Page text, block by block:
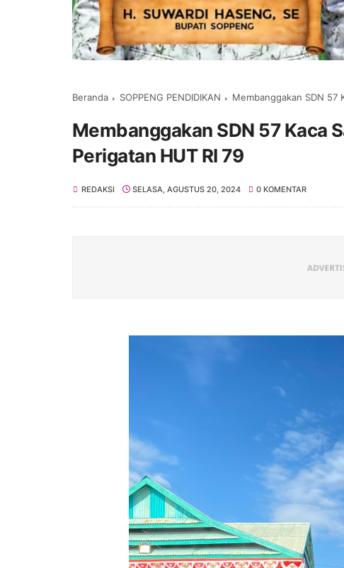
Beranda SOPPENG PENDIDIKAN Membanggakan SDN 57
Membanggakan SDN 57 Kaca
Perigatan HUT RI 79
REDAKSI SELASA, AGUSTUS 20, 2024 0 KOMENTAR